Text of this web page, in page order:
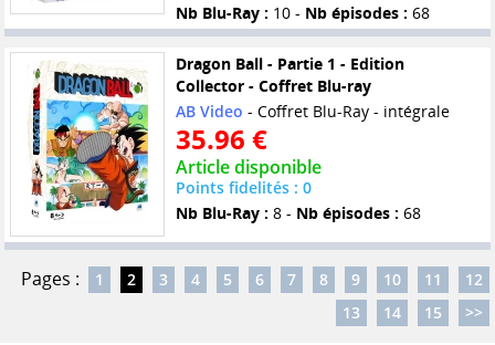
Nb Blu-Ray : 10 - Nb épisodes : 68
Dragon Ball - Partie 1 - Edition
Collector - Coffret Blu-ray
AB Video - Coffret Blu-Ray - intégrale
35.96 €
Article disponible
Points fidelités : 0
Nb Blu-Ray : 8 - Nb épisodes : 68
Pages : 1 2 3 4 5 6 7 8 9 10 11
12
13
14 15 >>